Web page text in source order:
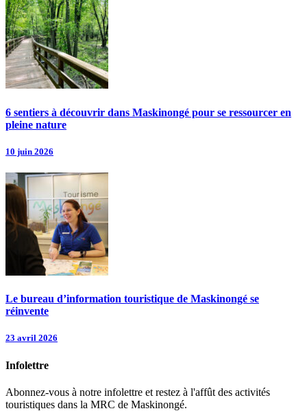
6 sentiers à découvrir dans Maskinongé pour se ressourcer en
pleine nature
10 juin 2026
Le bureau d’information touristique de Maskinongé se
réinvente
23 avril 2026
Infolettre
Abonnez-vous à notre infolettre et restez à l'affût des activités
touristiques dans la MRC de Maskinongé.